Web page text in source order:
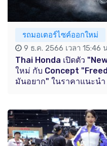
รถมอเตอร์ไซค์ออกใหม่
9 ธ.ค. 2566 เวลา 15:46
Thai Honda เปิดตัว
ใหม่ กับ Concept
มันอยาก" ในราคาแนะน